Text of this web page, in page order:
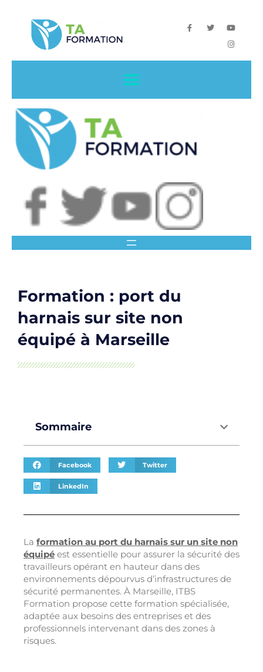
Formation : port du
harnais sur site non
équipé à Marseille
Sommaire
Facebook Twitter
LinkedIn
La formation au port du harnais sur un site non
équipé est essentielle pour assurer la sécurité des
travailleurs opérant en hauteur dans des
environnements dépourvus d’infrastructures de
sécurité permanentes. À Marseille, ITBS
Formation propose cette formation spécialisée,
adaptée aux besoins des entreprises et des
professionnels intervenant dans des zones à
risques.